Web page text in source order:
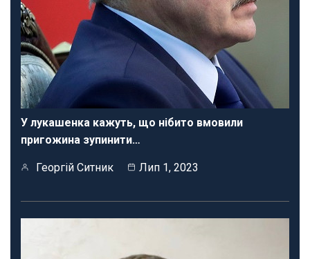
У лукашенка кажуть, що нібито вмовили
пригожина зупинити…
Георгій Ситник Лип 1, 2023